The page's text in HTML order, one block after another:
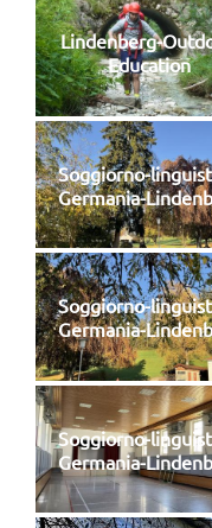
Lindenberg-
Education
Soggiorno-
Germania-
Soggiorno-
Germania-
Soggiorno-
Germania-